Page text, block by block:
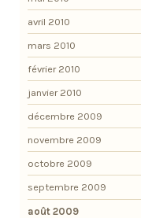
avril 2010
mars 2010
février 2010
janvier 2010
décembre 2009
novembre 2009
octobre 2009
septembre 2009
août 2009